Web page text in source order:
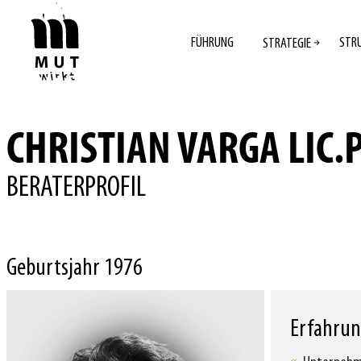
FÜHRUNG STRATEGIE
CHRISTIAN VARGA
BERATERPROFIL
Geburtsjahr 1976